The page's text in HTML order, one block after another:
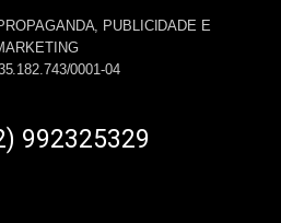
PUBLICIDADE E
0001-04
992325329